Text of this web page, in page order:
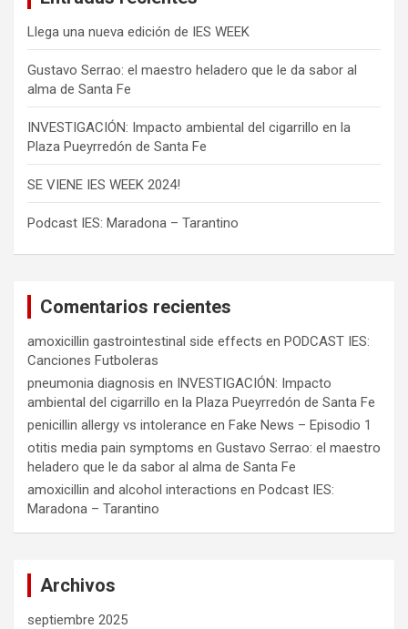
Llega una nueva edición de IES WEEK
Gustavo Serrao: el maestro heladero que le da sabor al
alma de Santa Fe
INVESTIGACIÓN: Impacto ambiental del cigarrillo en la
Plaza Pueyrredón de Santa Fe
SE VIENE IES WEEK 2024!
Podcast IES: Maradona – Tarantino
Comentarios recientes
amoxicillin gastrointestinal side effects en PODCAST IES:
Canciones Futboleras
pneumonia diagnosis en INVESTIGACIÓN: Impacto
ambiental del cigarrillo en la Plaza Pueyrredón de Santa Fe
penicillin allergy vs intolerance en Fake News – Episodio 1
otitis media pain symptoms en Gustavo Serrao: el maestro
heladero que le da sabor al alma de Santa Fe
amoxicillin and alcohol interactions en Podcast IES:
Maradona – Tarantino
Archivos
septiembre 2025